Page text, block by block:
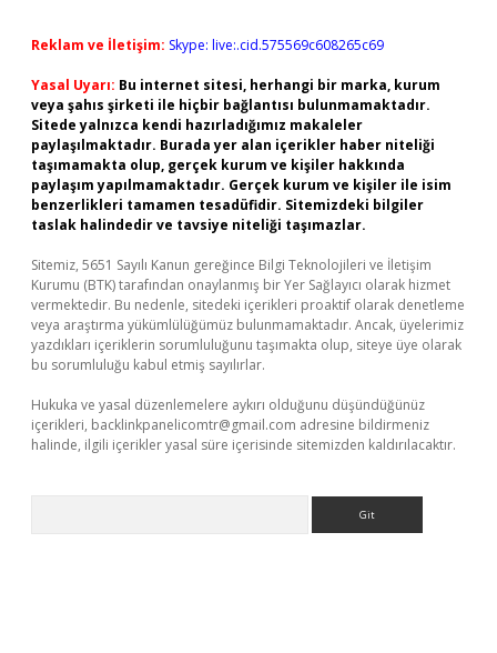
Reklam ve İletişim: Skype: live:.cid.575569c608265c69
Yasal Uyarı: Bu internet sitesi, herhangi bir marka, kurum
veya şahıs şirketi ile hiçbir bağlantısı bulunmamaktadır.
Sitede yalnızca kendi hazırladığımız makaleler
paylaşılmaktadır. Burada yer alan içerikler haber niteliği
taşımamakta olup, gerçek kurum ve kişiler hakkında
paylaşım yapılmamaktadır. Gerçek kurum ve kişiler ile isim
benzerlikleri tamamen tesadüfidir. Sitemizdeki bilgiler
taslak halindedir ve tavsiye niteliği taşımazlar.
Sitemiz, 5651 Sayılı Kanun gereğince Bilgi Teknolojileri ve İletişim
Kurumu (BTK) tarafından onaylanmış bir Yer Sağlayıcı olarak hizmet
vermektedir. Bu nedenle, sitedeki içerikleri proaktif olarak denetleme
veya araştırma yükümlülüğümüz bulunmamaktadır. Ancak, üyelerimiz
yazdıkları içeriklerin sorumluluğunu taşımakta olup, siteye üye olarak
bu sorumluluğu kabul etmiş sayılırlar.
Hukuka ve yasal düzenlemelere aykırı olduğunu düşündüğünüz
içerikleri, backlinkpanelicomtr@gmail.com adresine bildirmeniz
halinde, ilgili içerikler yasal süre içerisinde sitemizden kaldırılacaktır.